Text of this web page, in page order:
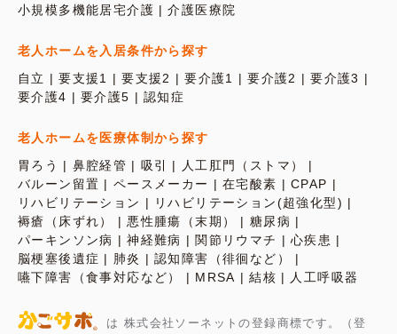
小規模多機能居宅介護
介護医療院
老人ホームを入居条件から探す
自立
要支援1 要支援2 要介護1 要介護2
要介護3
要介護4
要介護5 認知症
老人ホームを医療体制から探す
胃ろう
鼻腔経管 吸引
人工肛門（ストマ）
バルーン留置
ペースメーカー 在宅酸素
CPAP
リハビリテーション
リハビリテーション(超強化型)
褥瘡（床ずれ）
悪性腫瘍（末期）
糖尿病
パーキンソン病
神経難病 関節リウマチ
心疾患
脳梗塞後遺症
肺炎
認知障害（徘徊など）
嚥下障害（食事対応など）
MRSA 結核 人工呼吸器
は 株式会社ソーネットの登録商標です。（登